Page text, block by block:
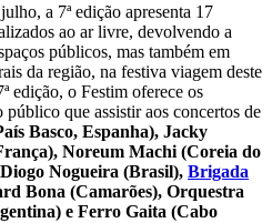
a 7ª edição apresenta 17
ao ar livre, devolvendo a
públicos, mas também em
da região, na festiva viagem deste
edição, o Festim oferece os
público que assistir aos concertos de
Basco, Espanha), Jacky
Noreum Machi (Coreia do
Nogueira (Brasil), Brigada
Bona (Camarões), Orquestra
e Ferro Gaita (Cabo